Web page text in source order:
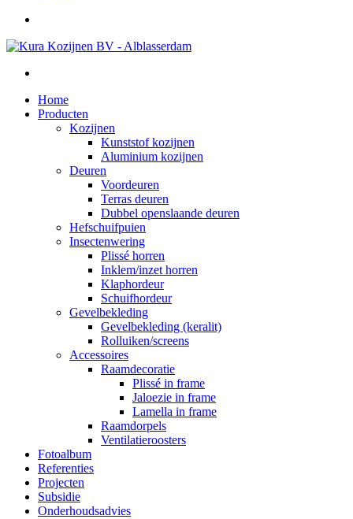
Home
Producten
Kozijnen
Kunststof kozijnen
Aluminium kozijnen
Deuren
Voordeuren
Terras deuren
Dubbel openslaande deuren
Hefschuifpuien
Insectenwering
Plissé horren
Inklem/inzet horren
Klaphordeur
Schuifhordeur
Gevelbekleding
Gevelbekleding (keralit)
Rolluiken/screens
Accessoires
Raamdecoratie
Plissé in frame
Jaloezie in frame
Lamella in frame
Raamdorpels
Ventilatieroosters
Fotoalbum
Referenties
Projecten
Subsidie
Onderhoudsadvies